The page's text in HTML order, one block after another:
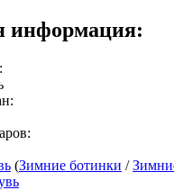
информация:
(Зимние ботинки /